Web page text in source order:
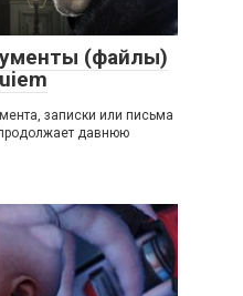
(файлы)
записки или письма
давнюю